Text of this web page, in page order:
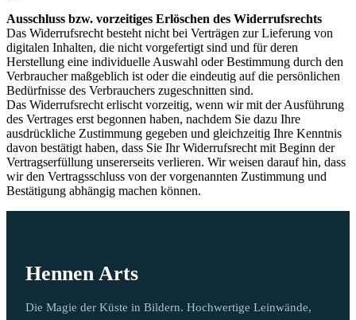
Ausschluss bzw. vorzeitiges Erlöschen des Widerrufsrechts
Das Widerrufsrecht besteht nicht bei Verträgen zur Lieferung von
digitalen Inhalten, die nicht vorgefertigt sind und für deren
Herstellung eine individuelle Auswahl oder Bestimmung durch den
Verbraucher maßgeblich ist oder die eindeutig auf die persönlichen
Bedürfnisse des Verbrauchers zugeschnitten sind.
Das Widerrufsrecht erlischt vorzeitig, wenn wir mit der Ausführung
des Vertrages erst begonnen haben, nachdem Sie dazu Ihre
ausdrückliche Zustimmung gegeben und gleichzeitig Ihre Kenntnis
davon bestätigt haben, dass Sie Ihr Widerrufsrecht mit Beginn der
Vertragserfüllung unsererseits verlieren. Wir weisen darauf hin, dass
wir den Vertragsschluss von der vorgenannten Zustimmung und
Bestätigung abhängig machen können.
Hennen Arts
Die Magie der Küste in Bildern. Hochwertige Leinwände,